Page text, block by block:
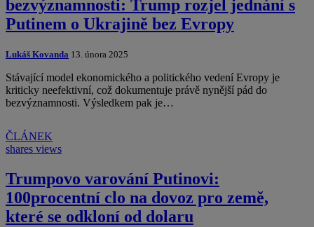
bezvýznamnosti: Trump rozjel jednání s
Putinem o Ukrajině bez Evropy
Lukáš Kovanda 13. února 2025
Stávající model ekonomického a politického vedení Evropy je
kriticky neefektivní, což dokumentuje právě nynější pád do
bezvýznamnosti. Výsledkem pak je…
ČLÁNEK
shares views
Trumpovo varování Putinovi:
100procentní clo na dovoz pro země,
které se odkloní od dolaru